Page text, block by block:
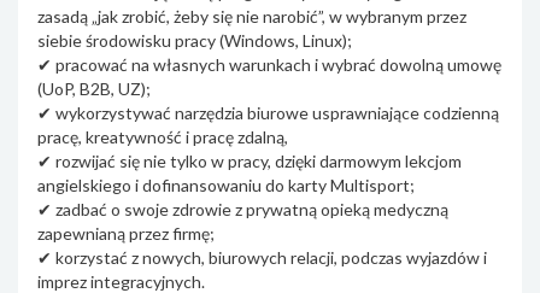
zasadą „jak zrobić, żeby się nie narobić”, w wybranym przez
siebie środowisku pracy (Windows, Linux);
✔ pracować na własnych warunkach i wybrać dowolną umowę
(UoP, B2B, UZ);
✔ wykorzystywać narzędzia biurowe usprawniające codzienną
pracę, kreatywność i pracę zdalną,
✔ rozwijać się nie tylko w pracy, dzięki darmowym lekcjom
angielskiego i dofinansowaniu do karty Multisport;
✔ zadbać o swoje zdrowie z prywatną opieką medyczną
zapewnianą przez firmę;
✔ korzystać z nowych, biurowych relacji, podczas wyjazdów i
imprez integracyjnych.